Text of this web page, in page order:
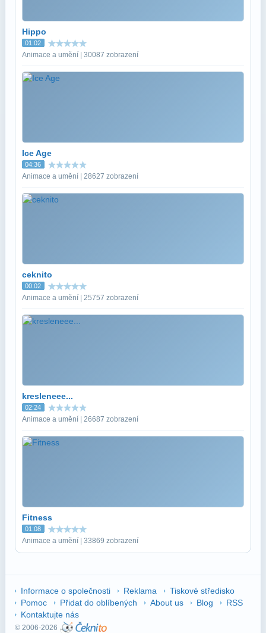
Hippo
01:02
Animace a umění | 30087 zobrazení
Ice Age
04:36
Animace a umění | 28627 zobrazení
ceknito
00:02
Animace a umění | 25757 zobrazení
kresleneee...
02:24
Animace a umění | 26687 zobrazení
Fitness
01:08
Animace a umění | 33869 zobrazení
Informace o společnosti Reklama
Tiskové středisko
Pomoc
Přidat do oblíbených About us Blog
RSS
Kontaktujte nás
© 2006-2026